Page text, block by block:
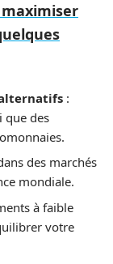
:
que des
des marchés
mondiale.
à faible
votre